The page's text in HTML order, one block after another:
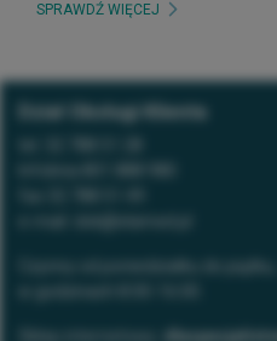
SPRAWDŹ WIĘCEJ
Dział Obsługi Klienta